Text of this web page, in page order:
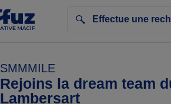
SMMMILE
Rejoins la dream team
Lambersart